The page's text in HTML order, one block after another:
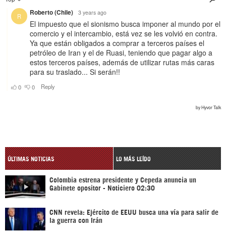
ÚLTIMAS NOTICIAS LO MÁS LEÍDO
Colombia estrena presidente y Cepeda anuncia un
Gabinete opositor - Noticiero 02:30
CNN revela: Ejército de EEUU busca una vía para salir de
la guerra con Irán